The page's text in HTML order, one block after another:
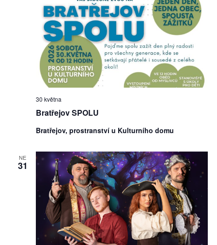
Bratřejov SPOLU
30 května
Bratřejov, prostranství u Kulturního domu
NE
31